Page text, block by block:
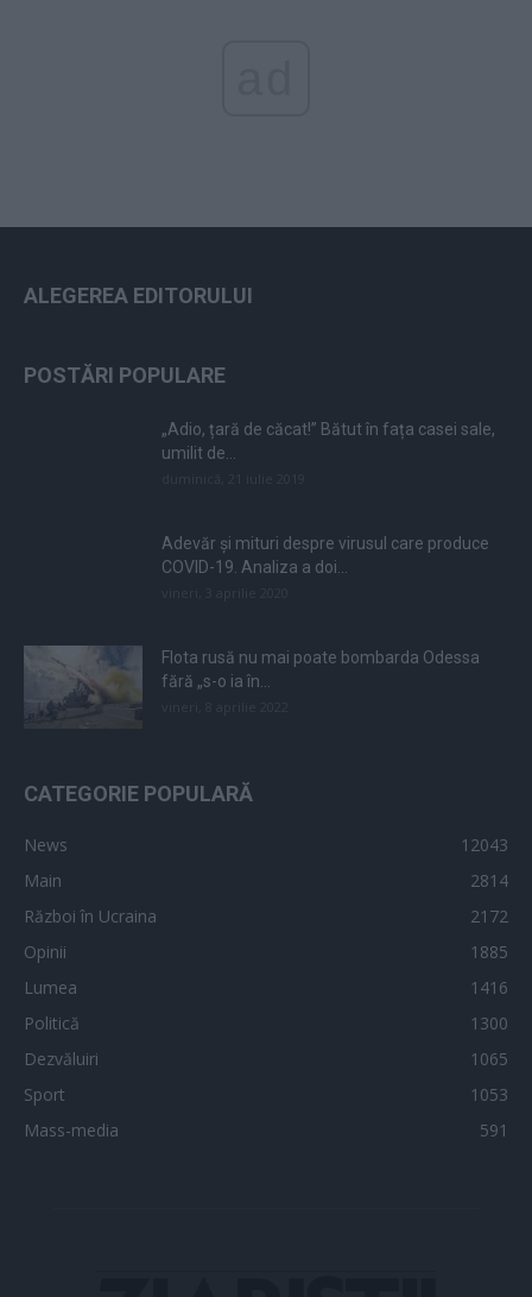
ALEGEREA EDITORULUI
POSTĂRI POPULARE
„Adio, țară de căcat!” Bătut în fața casei sale,
umilit de...
Adevăr și mituri despre virusul care produce
COVID-19. Analiza a doi...
Flota rusă nu mai poate bombarda Odessa
fără „s-o ia în...
CATEGORIE POPULARĂ
News
12043
Main
2814
Război în Ucraina
2172
Opinii
1885
Lumea
1416
Politică
1300
Dezvăluiri
1065
Sport
1053
Mass-media
591